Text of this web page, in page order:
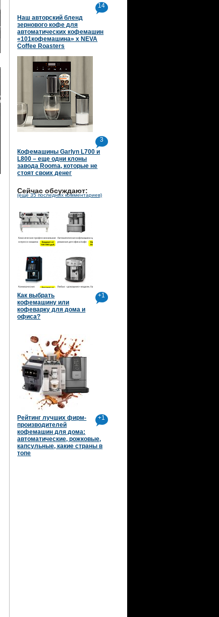
14
Наш авторский бленд
зернового кофе для
автоматических кофемашин
«101кофемашина» х NEVA
Coffee Roasters
3
Кофемашины Garlyn L700 и
L800 – еще одни клоны
завода Rooma, которые не
стоят своих денег
Сейчас обсуждают:
(ещё 35 последних комментариев)
+1
Как выбрать
кофемашину или
кофеварку для дома и
офиса?
+1
Рейтинг лучших фирм-
производителей
кофемашин для дома:
автоматические, рожковые,
капсульные, какие страны в
топе